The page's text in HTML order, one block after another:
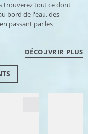
trouverez tout ce dont
bord de l'eau, des
en passant par les
DÉCOUVRIR PLUS